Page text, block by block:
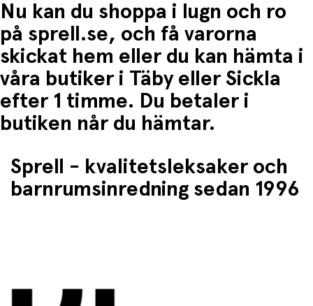
Nu kan du shoppa i lugn och ro
på sprell.se, och få varorna
skickat hem eller du kan hämta i
våra butiker i Täby eller Sickla
efter 1 timme. Du betaler i
butiken når du hämtar.
Sprell - kvalitetsleksaker och
barnrumsinredning sedan 1996